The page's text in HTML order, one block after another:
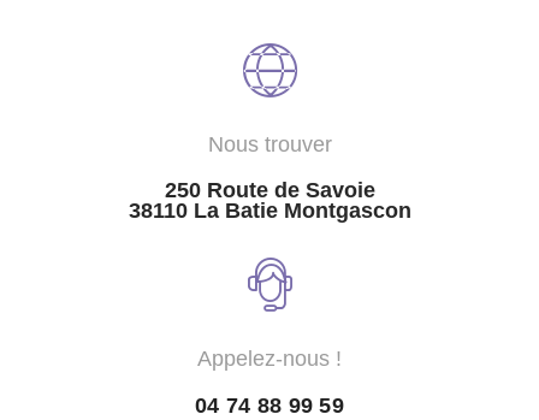
Nous trouver
250 Route de Savoie
38110 La Batie Montgascon
Appelez-nous !
04 74 88 99 59